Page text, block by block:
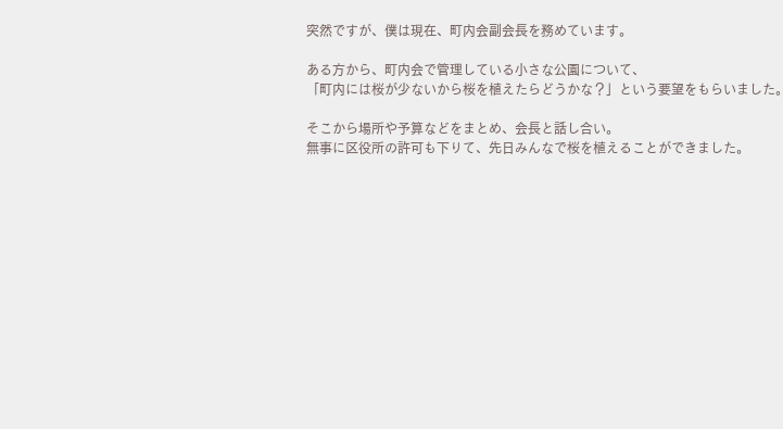
突然ですが、僕は現在、町内会副会長を務めています。
ある方から、町内会で管理している小さな公園について、
「町内には桜が少ないから桜を植えたらどうかな？」という要望をもらいました。
そこから場所や予算などをまとめ、会長と話し合い。
無事に区役所の許可も下りて、先日みんなで桜を植えることができました。